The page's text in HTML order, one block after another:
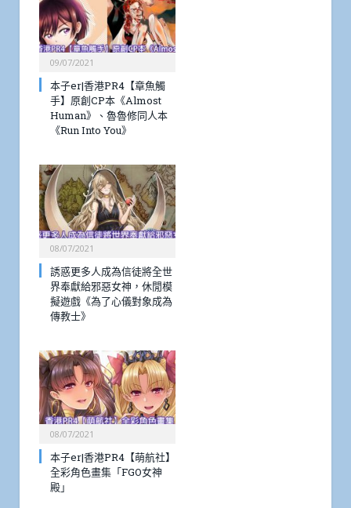
09/07/2021
本子er|香港PR4【章魚觸
手】原創CP本《Almost
Human》、魯魯修同人本
《Run Into You》
08/07/2021
誘惑更多人成為信徒將全世
界奉獻給邪惡女神，休閒模
擬遊戲《為了心儀對象成為
傳教士》
08/07/2021
本子er|香港PR4【萌航社】
全彩角色畫集「FGO女神
殿」